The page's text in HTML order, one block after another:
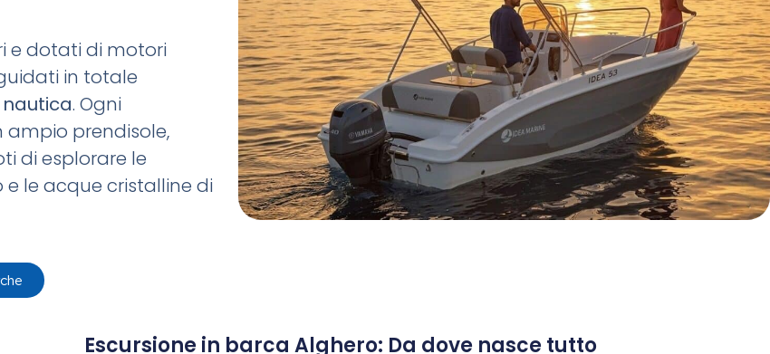
e dotati di motori
in totale
. Ogni
prendisole,
di esplorare le
e le acque cristalline di
Escursione in barca Alghero: Da dove nasce tutto